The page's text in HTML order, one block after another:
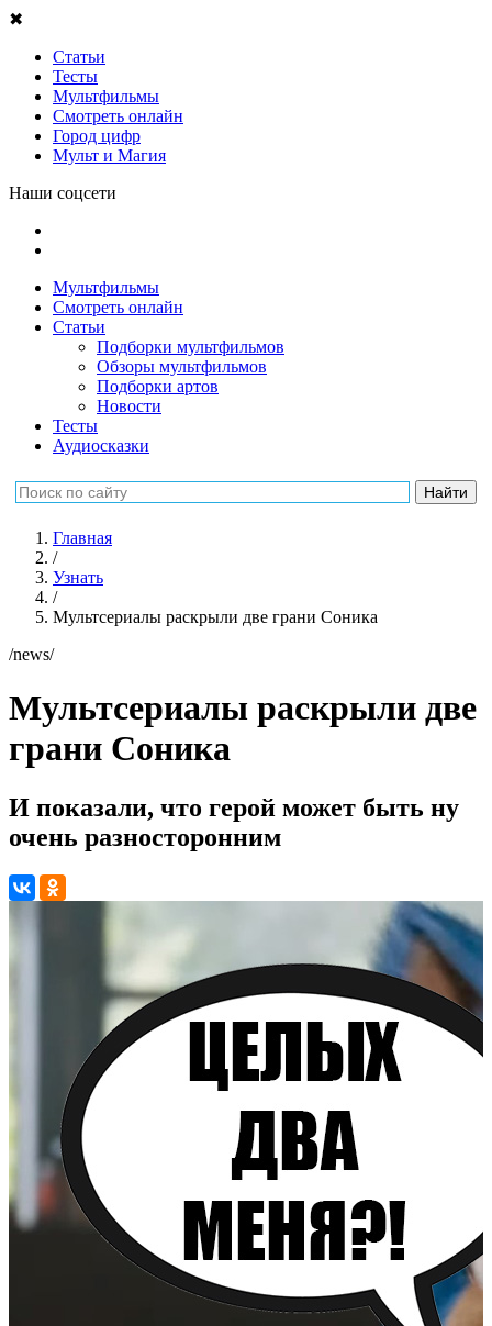
✖
Статьи
Тесты
Мультфильмы
Смотреть онлайн
Город цифр
Мульт и Магия
Наши соцсети
Мультфильмы
Смотреть онлайн
Статьи
Подборки мультфильмов
Обзоры мультфильмов
Подборки артов
Новости
Тесты
Аудиосказки
Главная
/
Узнать
/
Мультсериалы раскрыли две грани Соника
/news/
Мультсериалы раскрыли две
грани Соника
И показали, что герой может быть ну
очень разносторонним